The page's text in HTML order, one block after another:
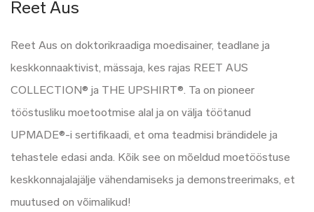
Reet Aus
Reet Aus on doktorikraadiga moedisainer, teadlane ja
keskkonnaaktivist, mässaja, kes rajas REET AUS
COLLECTION® ja THE UPSHIRT®. Ta on pioneer
tööstusliku moetootmise alal ja on välja töötanud
UPMADE®-i sertifikaadi, et oma teadmisi brändidele ja
tehastele edasi anda. Kõik see on mõeldud moetööstuse
keskkonnajalajälje vähendamiseks ja demonstreerimaks, et
muutused on võimalikud!